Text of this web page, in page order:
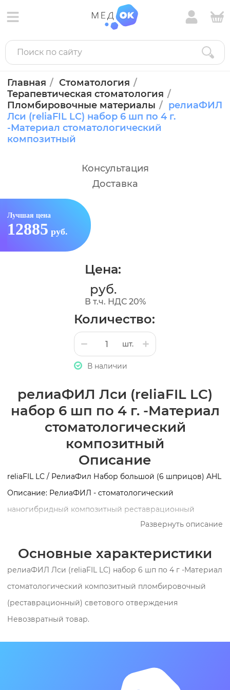
Главная
Стоматология
Терапевтическая стоматология
Пломбировочные материалы
релиаФИЛ
Лси (reliaFIL LC) набор 6 шп по 4 г.
-Материал стоматологический
композитный
релиаФИЛ Лси (reliaFIL LC)
набор 6 шп по 4 г. -Материал
стоматологический
композитный
Описание
reliaFIL LC / РелиаФил Набор большой (6 шприцов) AHL
Описание: РелиаФИЛ - стоматологический
наногибридный композитный реставрационный
материал светового отверждения. Назначение: -
группы зубов (классы I, II). - Реставрации V класса
(пришеечный кариес, эрозия корня, клиновидные
дефекты). - Реставрации прямыми винирами на
фронтальных зубах. - Ремонт мелких дефектов
композитных и керамических виниров в полости рта. -
Для восстановления разрушенной части зуба - для
(цвета: A1, A2, A3, A3.5, B2, A2О) Адгезив reliaBond 5мл
Развернуть описание
Основные характеристики
релиаФИЛ Лси (reliaFIL LC) набор 6 шп по 4 г -Материал
стоматологический композитный пломбировочный
(реставрационный) светового отверждения
Невозвратный товар.
Лучшая цена
12885 руб.
Цена:
руб.
В т.ч. НДС 20%
Количество:
шт.
В наличии
Консультация
Доставка